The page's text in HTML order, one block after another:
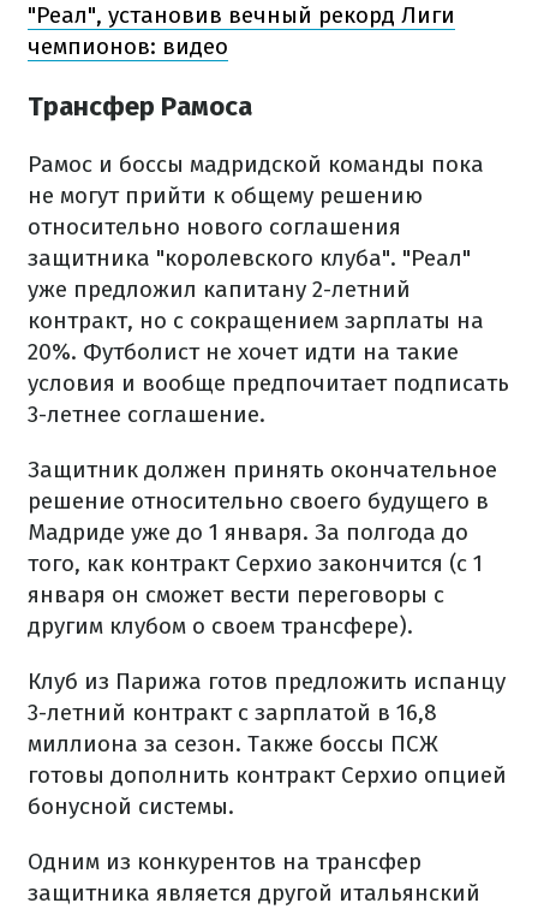
"Реал", установив вечный рекорд Лиги
чемпионов: видео
Трансфер Рамоса
Рамос и боссы мадридской команды пока
не могут прийти к общему решению
относительно нового соглашения
защитника "королевского клуба". "Реал"
уже предложил капитану 2-летний
контракт, но с сокращением зарплаты на
20%. Футболист не хочет идти на такие
условия и вообще предпочитает подписать
3-летнее соглашение.
Защитник должен принять окончательное
решение относительно своего будущего в
Мадриде уже до 1 января. За полгода до
того, как контракт Серхио закончится (с 1
января он сможет вести переговоры с
другим клубом о своем трансфере).
Клуб из Парижа готов предложить испанцу
3-летний контракт с зарплатой в 16,8
миллиона за сезон. Также боссы ПСЖ
готовы дополнить контракт Серхио опцией
бонусной системы.
Одним из конкурентов на трансфер
защитника является другой итальянский